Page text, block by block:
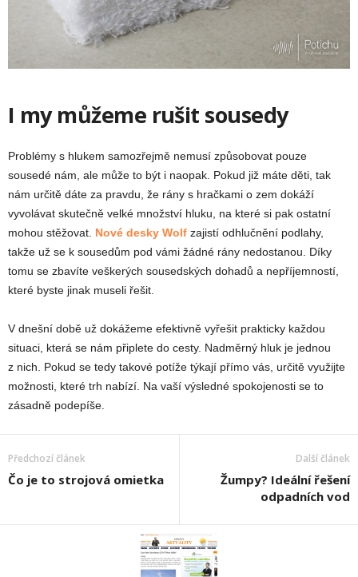
I my můžeme rušit sousedy
Problémy s hlukem samozřejmě nemusí způsobovat pouze
sousedé nám, ale může to být i naopak. Pokud již máte děti, tak
nám určitě dáte za pravdu, že rány s hračkami o zem dokáží
vyvolávat skutečně velké množství hluku, na které si pak ostatní
mohou stěžovat. Nové desky Wolf zajistí odhlučnění podlahy,
takže už se k sousedům pod vámi žádné rány nedostanou. Díky
tomu se zbavíte veškerých sousedských dohadů a nepříjemností,
které byste jinak museli řešit.
V dnešní době už dokážeme efektivně vyřešit prakticky každou
situaci, která se nám připlete do cesty. Nadměrný hluk je jednou
z nich. Pokud se tedy takové potíže týkají přímo vás, určitě využijte
možnosti, které trh nabízí. Na vaší výsledné spokojenosti se to
zásadně podepíše.
Předchozí článek
Čo je to strojová omietka
Další článek
Žumpy? Ideální řešení
odpadních vod